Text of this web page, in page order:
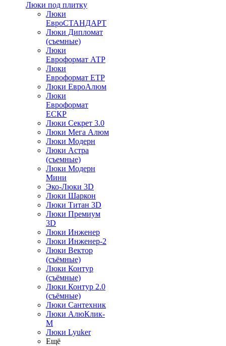
Люки под плитку
Люки
ЕвроСТАНДАРТ
Люки Дипломат
(съемные)
Люки
Евроформат АТР
Люки
Евроформат ЕТР
Люки ЕвроАлюм
Люки
Евроформат
ЕСКР
Люки Секрет 3.0
Люки Мега Алюм
Люки Модерн
Люки Астра
(съемные)
Люки Модерн
Мини
Эко-Люки 3D
Люки Шаркон
Люки Титан 3D
Люки Премиум
3D
Люки Инженер
Люки Инженер-2
Люки Вектор
(съёмные)
Люки Контур
(съёмные)
Люки Контур 2.0
(съёмные)
Люки Сантехник
Люки АлюКлик-
М
Люки Lyuker
Ещё